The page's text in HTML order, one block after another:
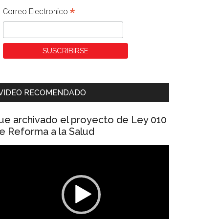
Correo Electronico *
RECOMENDADO
archivado el proyecto de Ley 010
Reforma a la Salud